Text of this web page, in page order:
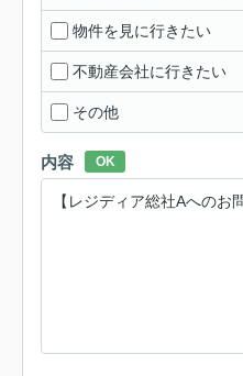
物件を見に行きたい
不動産会社に行きたい
その他
内容 OK